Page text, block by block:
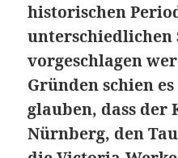
historischen
unterschiedlichen
vorgeschlagen
Gründen schien
glauben, dass der
Nürnberg, den